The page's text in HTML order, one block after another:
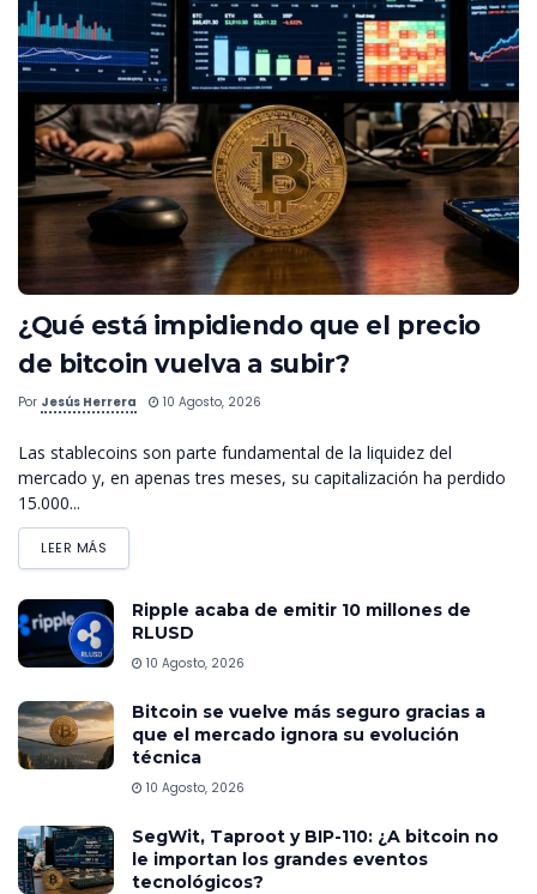
¿Qué está impidiendo que el precio
de bitcoin vuelva a subir?
Por Jesús Herrera 10 Agosto, 2026
Las stablecoins son parte fundamental de la liquidez del
mercado y, en apenas tres meses, su capitalización ha perdido
15.000...
LEER MÁS
Ripple acaba de emitir 10 millones de
RLUSD
10 Agosto, 2026
Bitcoin se vuelve más seguro gracias a
que el mercado ignora su evolución
técnica
10 Agosto, 2026
SegWit, Taproot y BIP-110: ¿A bitcoin no
le importan los grandes eventos
tecnológicos?